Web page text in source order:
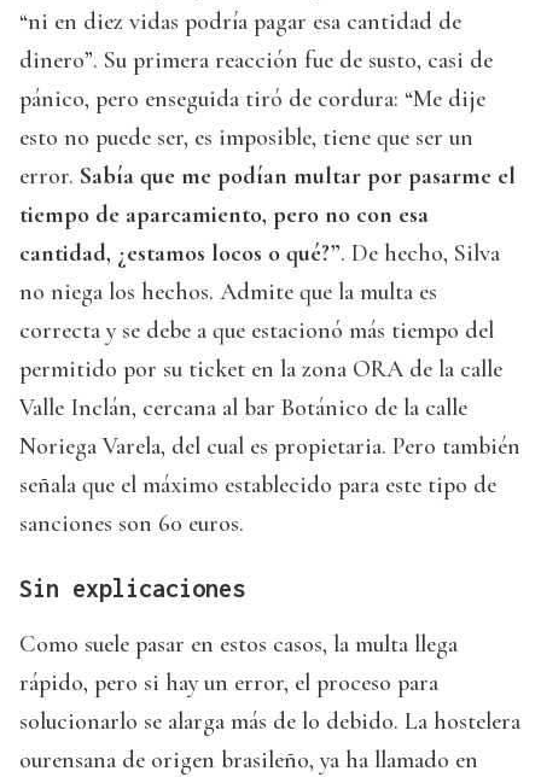
“ni en diez vidas podría pagar esa cantidad de
dinero”. Su primera reacción fue de susto, casi de
pánico, pero enseguida tiró de cordura: “Me dije
esto no puede ser, es imposible, tiene que ser un
error. Sabía que me podían multar por pasarme el
tiempo de aparcamiento, pero no con esa
cantidad, ¿estamos locos o qué?”. De hecho, Silva
no niega los hechos. Admite que la multa es
correcta y se debe a que estacionó más tiempo del
permitido por su ticket en la zona ORA de la calle
Valle Inclán, cercana al bar Botánico de la calle
Noriega Varela, del cual es propietaria. Pero también
señala que el máximo establecido para este tipo de
sanciones son 60 euros.
Sin explicaciones
Como suele pasar en estos casos, la multa llega
rápido, pero si hay un error, el proceso para
solucionarlo se alarga más de lo debido. La hostelera
ourensana de origen brasileño, ya ha llamado en